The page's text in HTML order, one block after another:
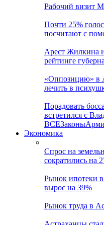
Рабочий визит
Почти 25%
посчитают с
Арест Жилкина
рейтинге
«Оппозицию» в
лечить в
Порадовать
встретился с
ВСЕЗаконы
Экономика
Спрос на
сократились на
Рынок ипотеки в
вырос на 39%
Рынок труда в